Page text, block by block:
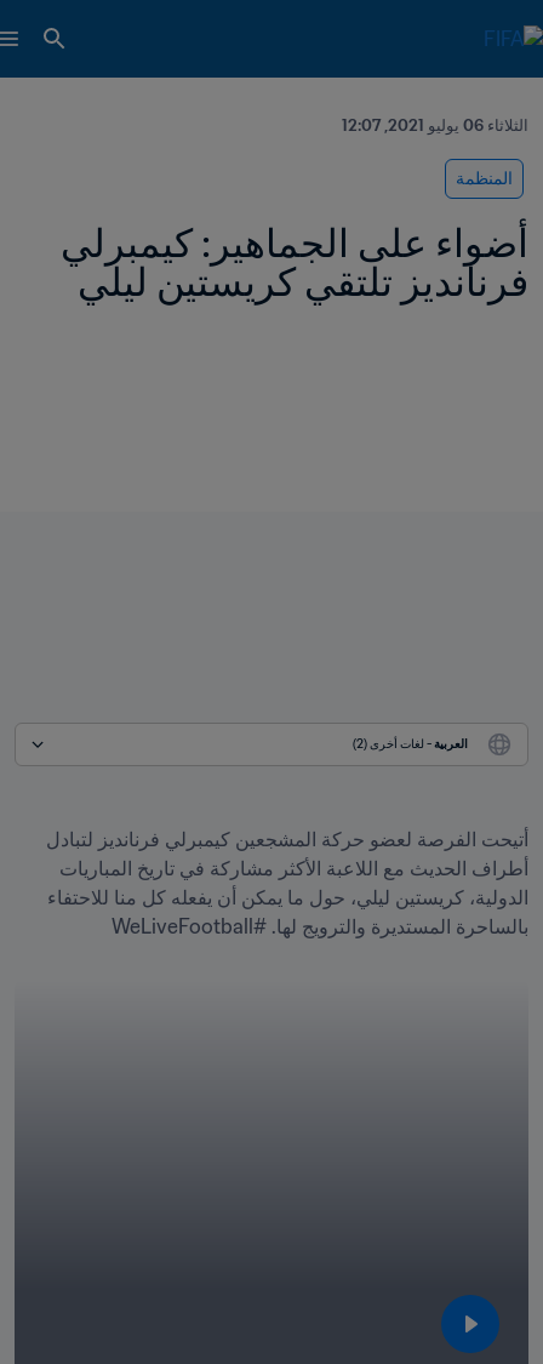
الثلاثاء 06 يوليو 2021, 12:07
المنظمة
فرنانديز تلتقي كريستين ليلي
العربية
بالساحرة المستديرة والترويج لها. #WeLiveFootball